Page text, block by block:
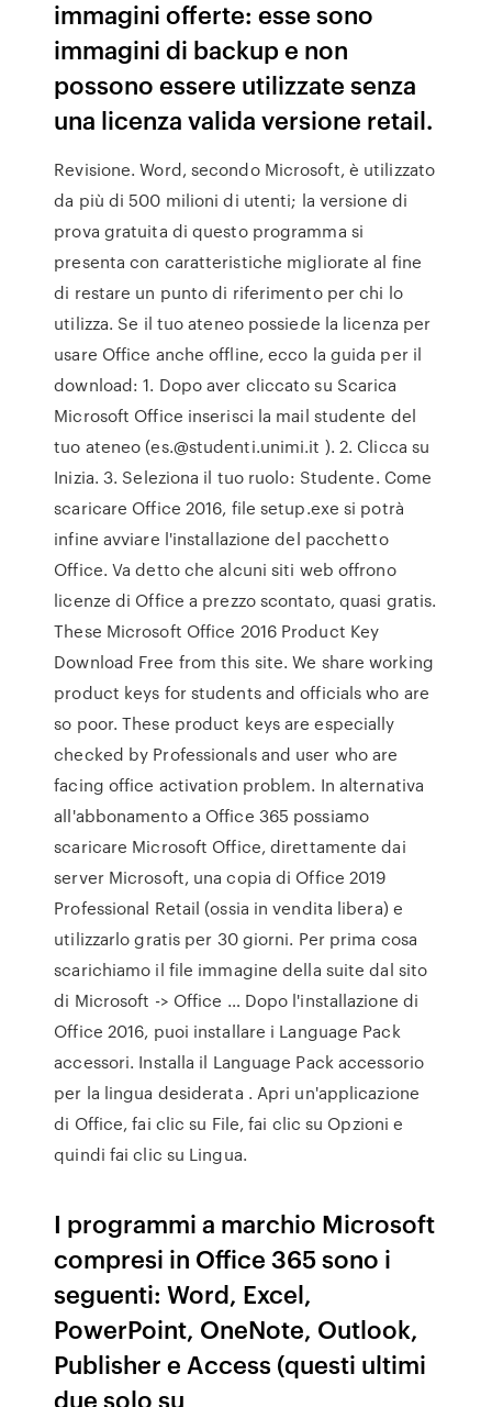
immagini offerte: esse sono
immagini di backup e non
possono essere utilizzate senza
una licenza valida versione retail.
Revisione. Word, secondo Microsoft, è utilizzato
da più di 500 milioni di utenti; la versione di
prova gratuita di questo programma si
presenta con caratteristiche migliorate al fine
di restare un punto di riferimento per chi lo
utilizza. Se il tuo ateneo possiede la licenza per
usare Office anche offline, ecco la guida per il
download: 1. Dopo aver cliccato su Scarica
Microsoft Office inserisci la mail studente del
tuo ateneo (es.@studenti.unimi.it ). 2. Clicca su
Inizia. 3. Seleziona il tuo ruolo: Studente. Come
scaricare Office 2016, file setup.exe si potrà
infine avviare l'installazione del pacchetto
Office. Va detto che alcuni siti web offrono
licenze di Office a prezzo scontato, quasi gratis.
These Microsoft Office 2016 Product Key
Download Free from this site. We share working
product keys for students and officials who are
so poor. These product keys are especially
checked by Professionals and user who are
facing office activation problem. In alternativa
all'abbonamento a Office 365 possiamo
scaricare Microsoft Office, direttamente dai
server Microsoft, una copia di Office 2019
Professional Retail (ossia in vendita libera) e
utilizzarlo gratis per 30 giorni. Per prima cosa
scarichiamo il file immagine della suite dal sito
di Microsoft -> Office … Dopo l'installazione di
Office 2016, puoi installare i Language Pack
accessori. Installa il Language Pack accessorio
per la lingua desiderata . Apri un'applicazione
di Office, fai clic su File, fai clic su Opzioni e
quindi fai clic su Lingua.
I programmi a marchio Microsoft
compresi in Office 365 sono i
seguenti: Word, Excel,
PowerPoint, OneNote, Outlook,
Publisher e Access (questi ultimi
due solo su